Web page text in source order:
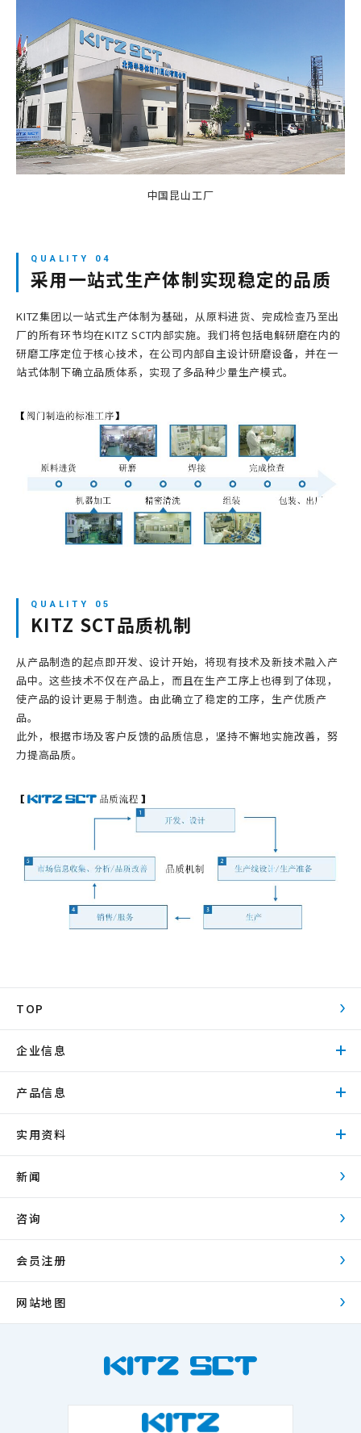
中国昆山工厂
采用一站式生产体制实现稳定的品质
KITZ集团以一站式生产体制为基础，从原料进货、完成检查乃至出
厂的所有环节均在KITZ SCT内部实施。我们将包括电解研磨在内的
研磨工序定位于核心技术，在公司内部自主设计研磨设备，并在一
站式体制下确立品质体系，实现了多品种少量生产模式。
KITZ SCT品质机制
从产品制造的起点即开发、设计开始，将现有技术及新技术融入产
品中。这些技术不仅在产品上，而且在生产工序上也得到了体现，
使产品的设计更易于制造。由此确立了稳定的工序，生产优质产
品。
此外，根据市场及客户反馈的品质信息，坚持不懈地实施改善，努
力提高品质。
TOP
企业信息
产品信息
实用资料
新闻
咨询
会员注册
网站地图